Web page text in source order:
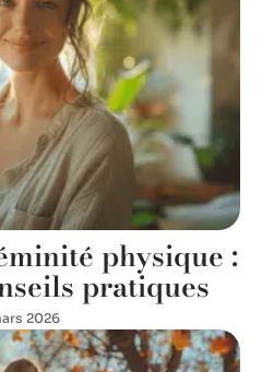
physique :
pratiques
2026